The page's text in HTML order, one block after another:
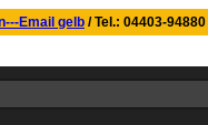
/ Tel.: 04403-